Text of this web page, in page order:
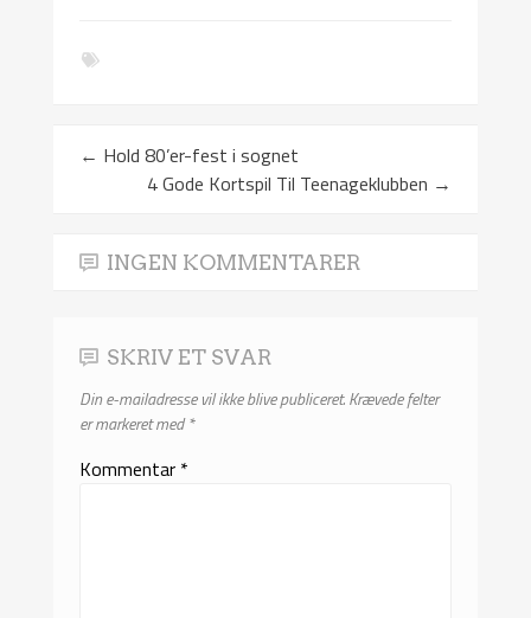
← Hold 80’er-fest i sognet
4 Gode Kortspil Til Teenageklubben →
INGEN KOMMENTARER
SKRIV ET SVAR
Din e-mailadresse vil ikke blive publiceret.Krævede felter
er markeret med*
Kommentar *